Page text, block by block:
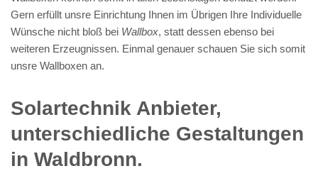
Gern erfüllt unsre Einrichtung Ihnen im Übrigen Ihre Individuelle
Wünsche nicht bloß bei Wallbox, statt dessen ebenso bei
weiteren Erzeugnissen. Einmal genauer schauen Sie sich somit
unsre Wallboxen an.
Solartechnik Anbieter,
unterschiedliche Gestaltungen
in Waldbronn.